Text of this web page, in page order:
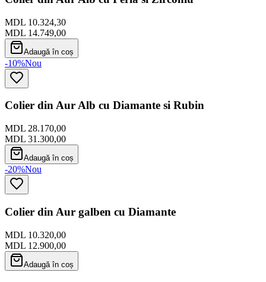
MDL 10.324,30
MDL 14.749,00
Adaugă în coș
-10%Nou
Colier din Aur Alb cu Diamante si Rubin
MDL 28.170,00
MDL 31.300,00
Adaugă în coș
-20%Nou
Colier din Aur galben cu Diamante
MDL 10.320,00
MDL 12.900,00
Adaugă în coș